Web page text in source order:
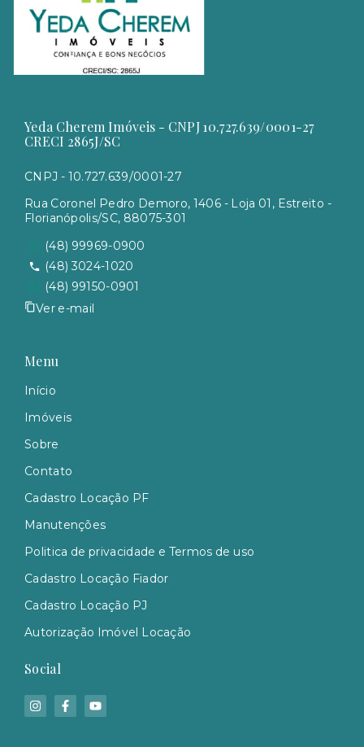
Yeda Cherem Imóveis - CNPJ 10.727.639/0001-27
CRECI 2865J/SC
CNPJ - 10.727.639/0001-27
Rua Coronel Pedro Demoro, 1406 - Loja 01, Estreito -
Florianópolis/SC, 88075-301
(48) 99969-0900
(48) 3024-1020
(48) 99150-0901
Ver e-mail
Menu
Início
Imóveis
Sobre
Contato
Cadastro Locação PF
Manutenções
Politica de privacidade e Termos de uso
Cadastro Locação Fiador
Cadastro Locação PJ
Autorização Imóvel Locação
Social